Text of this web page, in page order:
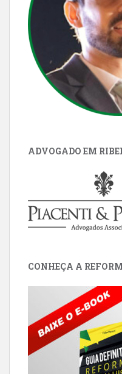
ADVOGADO EM
CONHEÇA A